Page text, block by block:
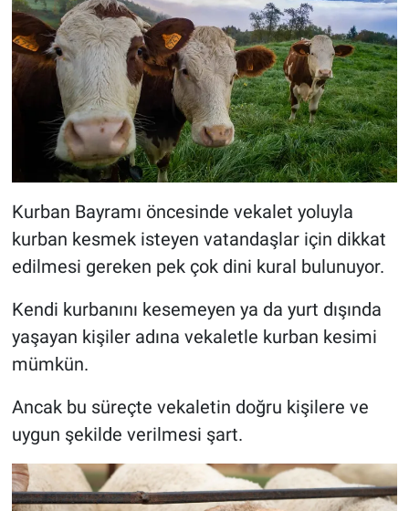
Kurban Bayramı öncesinde vekalet yoluyla
kurban kesmek isteyen vatandaşlar için dikkat
edilmesi gereken pek çok dini kural bulunuyor.
Kendi kurbanını kesemeyen ya da yurt dışında
yaşayan kişiler adına vekaletle kurban kesimi
mümkün.
Ancak bu süreçte vekaletin doğru kişilere ve
uygun şekilde verilmesi şart.